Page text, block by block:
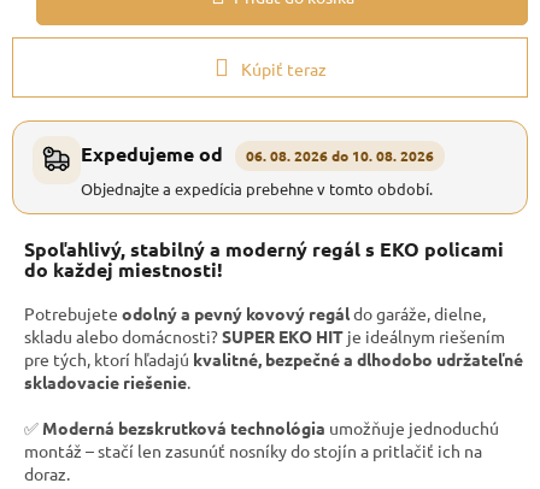
Kúpiť teraz
Expedujeme od 06. 08. 2026 do 10. 08. 2026
Objednajte a expedícia prebehne v tomto období.
Spoľahlivý, stabilný a moderný regál s EKO policami
do každej miestnosti!
Potrebujete odolný a pevný kovový regáldo garáže, dielne,
skladu alebo domácnosti?SUPER EKO HIT je ideálnym riešením
pre tých, ktorí hľadajú kvalitné, bezpečné a dlhodobo udržateľné
skladovacie riešenie
✅ Moderná bezskrutková technológia umožňuje jednoduchú
montáž – stačí len zasunúť nosníky do stojín a pritlačiť ich na
doraz.